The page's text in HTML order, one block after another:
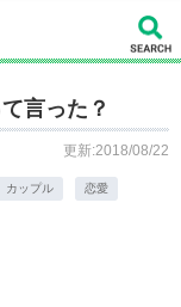
言った？
更新:2018/08/22
カップル 恋愛